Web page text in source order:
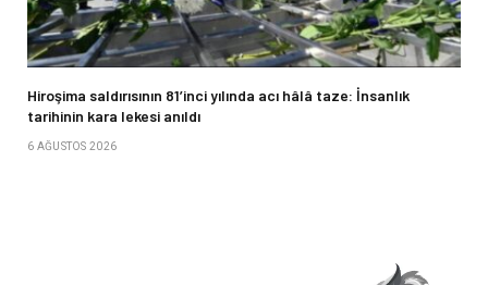
Hiroşima saldırısının 81’inci yılında acı hâlâ taze: İnsanlık
tarihinin kara lekesi anıldı
6 AĞUSTOS 2026